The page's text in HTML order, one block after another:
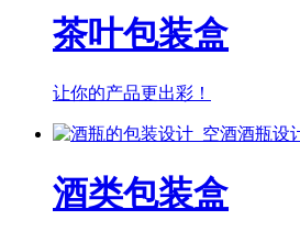
茶叶包装盒
让你的产品更出彩！
酒类包装盒